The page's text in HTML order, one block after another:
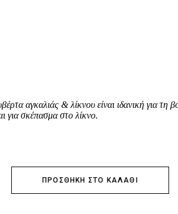
αγκαλιάς & λίκνου είναι ιδανική για τη
για σκέπασμα στο λίκνο.
ΠΡΟΣΘΉΚΗ ΣΤΟ ΚΑΛΆΘΙ